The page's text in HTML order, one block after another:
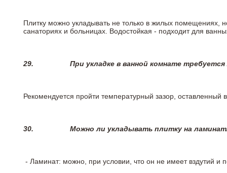
Плитку можно укладывать не только в жилых помещениях,
санаториях и больницах. Водостойкая - подходит для
29. При укладке в ванной комнате
Рекомендуется пройти температурный зазор,
30. Можно ли укладывать плитку на
- Ламинат: можно, при условии, что он не имеет вздутий